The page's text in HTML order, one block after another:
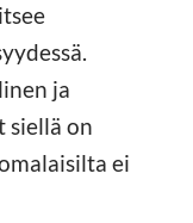
ja
siellä on
ei